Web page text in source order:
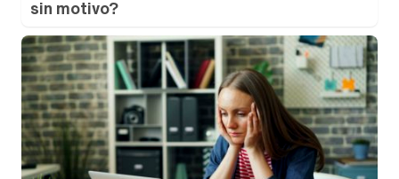
sin motivo?